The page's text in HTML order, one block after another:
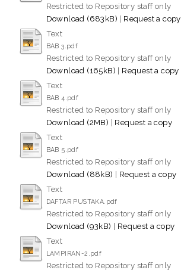
Restricted to Repository staff only
Download (683kB) | Request a copy
Text
BAB 3.pdf
Restricted to Repository staff only
Download (165kB) | Request a copy
Text
BAB 4.pdf
Restricted to Repository staff only
Download (2MB) | Request a copy
Text
BAB 5.pdf
Restricted to Repository staff only
Download (88kB) | Request a copy
Text
DAFTAR PUSTAKA.pdf
Restricted to Repository staff only
Download (93kB) | Request a copy
Text
LAMPIRAN-2.pdf
Restricted to Repository staff only